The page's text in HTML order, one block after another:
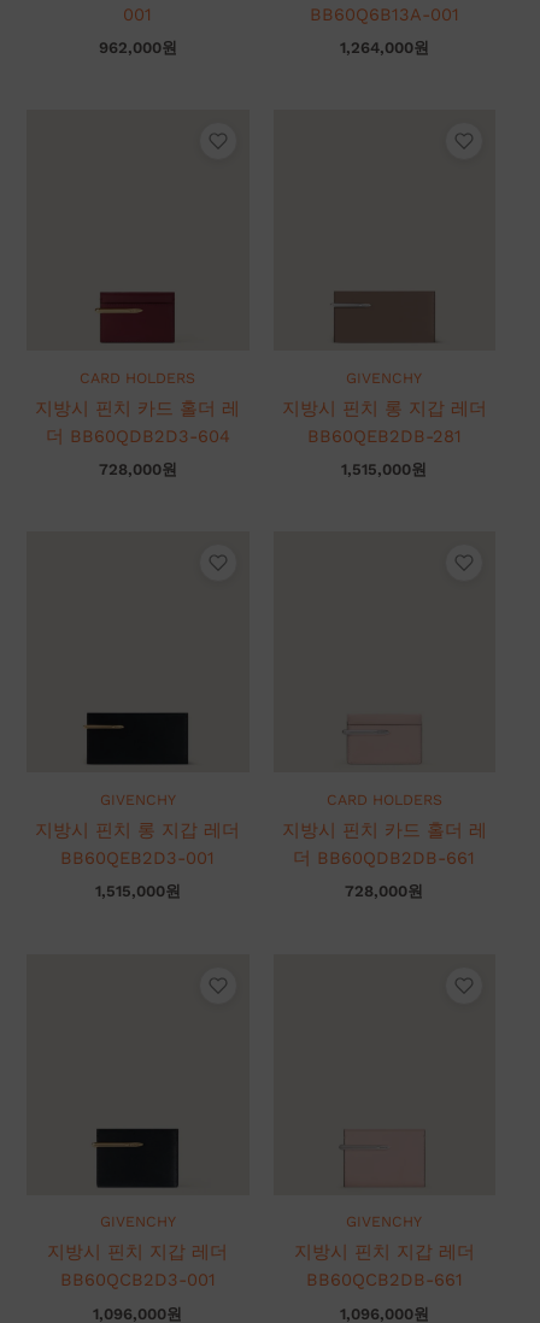
001
962,000원
BB60Q6B13A-001
1,264,000원
CARD HOLDERS
지방시 핀치 카드 홀더 레
더 BB60QDB2D3-604
728,000원
GIVENCHY
지방시 핀치 롱 지갑 레더
BB60QEB2DB-281
1,515,000원
GIVENCHY
지방시 핀치 롱 지갑 레더
BB60QEB2D3-001
1,515,000원
CARD HOLDERS
지방시 핀치 카드 홀더 레
더 BB60QDB2DB-661
728,000원
GIVENCHY
지방시 핀치 지갑 레더
BB60QCB2D3-001
1,096,000원
GIVENCHY
지방시 핀치 지갑 레더
BB60QCB2DB-661
1,096,000원